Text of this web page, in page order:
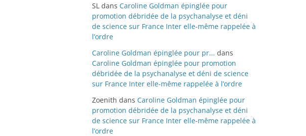
SL dans Caroline Goldman épinglée pour
promotion débridée de la psychanalyse et déni
de science sur France Inter elle-même rappelée à
l’ordre
Caroline Goldman épinglée pour pr... dans
Caroline Goldman épinglée pour promotion
débridée de la psychanalyse et déni de science
sur France Inter elle-même rappelée à l’ordre
Zoenith dans Caroline Goldman épinglée pour
promotion débridée de la psychanalyse et déni
de science sur France Inter elle-même rappelée à
l’ordre